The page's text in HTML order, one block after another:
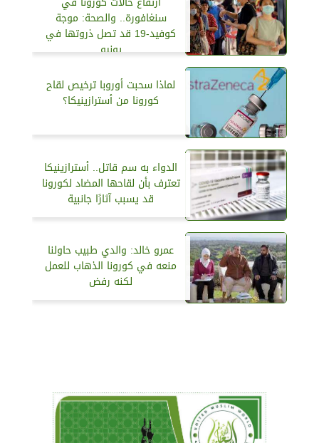
سنغافورة.. والصحة: موجة
كوفيد-19 قد تصل ذروتها في
يونيو
لماذا سحبت أوروبا ترخيص لقاح
كورونا من أسترازينيكا؟
الدواء به سم قاتل.. أسترازينيكا
تعترف بأن لقاحها المضاد لكورونا
قد يسبب آثارًا جانبية
عمرو خالد: والدي طبيب حاولنا
منعه في كورونا الذهاب للعمل
لكنه رفض